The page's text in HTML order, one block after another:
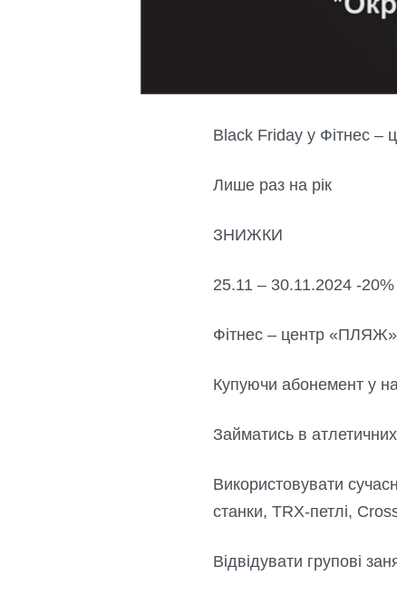
Black Friday у Фітнес –
Лише раз на рік
ЗНИЖКИ
25.11 – 30.11.2024 -
Фітнес – центр «ПЛЯЖ»
Купуючи абонемент у
Займатись в
Використовувати
станки, TRX-петлі,
Відвідувати групові